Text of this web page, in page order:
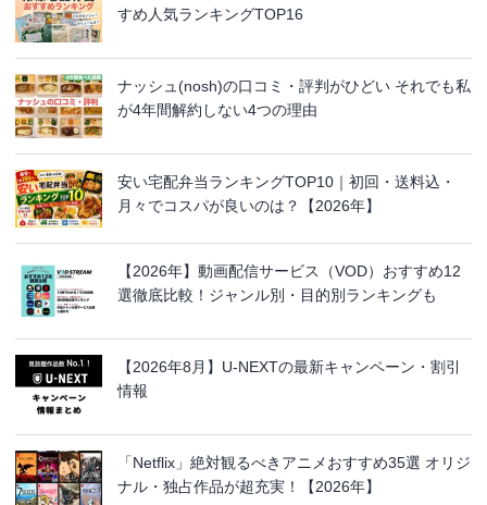
すめ人気ランキングTOP16
ナッシュ(nosh)の口コミ・評判がひどい それでも私
が4年間解約しない4つの理由
安い宅配弁当ランキングTOP10｜初回・送料込・
月々でコスパが良いのは？【2026年】
【2026年】動画配信サービス（VOD）おすすめ12
選徹底比較！ジャンル別・目的別ランキングも
【2026年8月】U-NEXTの最新キャンペーン・割引
情報
「Netflix」絶対観るべきアニメおすすめ35選 オリジ
ナル・独占作品が超充実！【2026年】